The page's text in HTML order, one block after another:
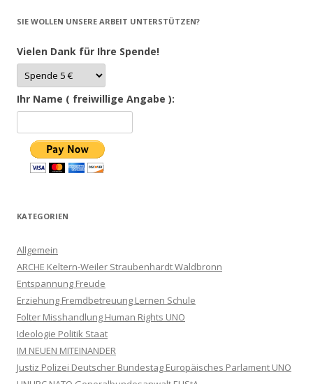
SIE WOLLEN UNSERE ARBEIT UNTERSTÜTZEN?
Vielen Dank für Ihre Spende!
Ihr Name ( freiwillige Angabe ):
KATEGORIEN
Allgemein
ARCHE Keltern-Weiler Straubenhardt Waldbronn
Entspannung Freude
Erziehung Fremdbetreuung Lernen Schule
Folter Misshandlung Human Rights UNO
Ideologie Politik Staat
IM NEUEN MITEINANDER
Justiz Polizei Deutscher Bundestag Europäisches Parlament UNO